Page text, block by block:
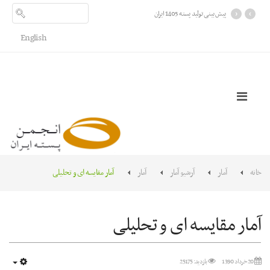
پیش بینی تولید پسته 1405 ایران ›
‹
English
خانه آمار آرشیو آمار آمار آمار مقایسه ای و تحلیلی
آمار مقایسه ای و تحلیلی
20 خرداد 1390 بازدید: 25175